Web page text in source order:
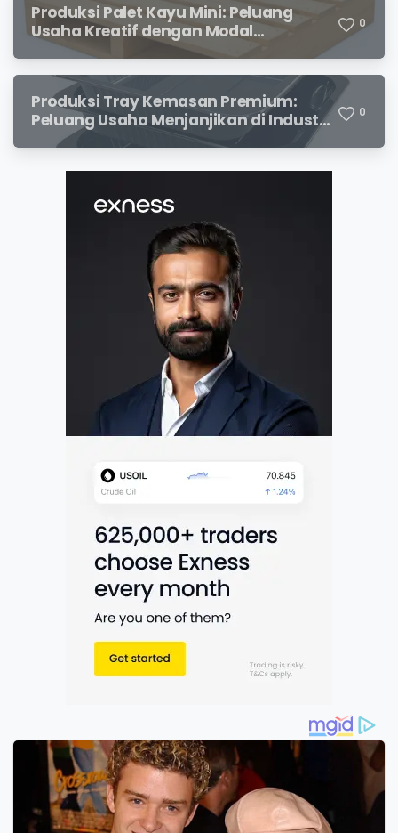
Produksi Palet Kayu Mini: Peluang
Usaha Kreatif dengan Modal
Terjangkau dan Potensi Keuntungan
0
Produksi Tray Kemasan Premium:
Peluang Usaha Menjanjikan di Industri
Packaging Modern
0